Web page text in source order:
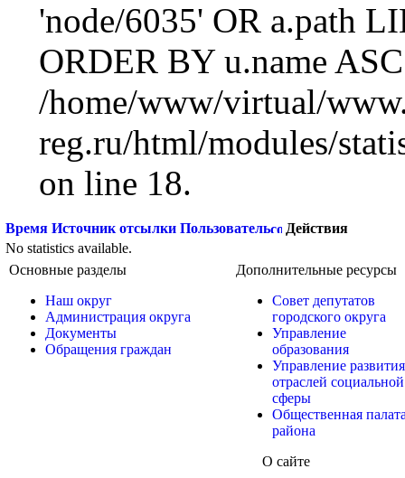
'node/6035' OR a.path
ORDER BY u.name
/home/www/virtual/
reg.ru/html/modules/
on line 18.
Время Источник отсылки Пользователь
Действия
No statistics available.
Основные разделы
Наш округ
Администрация округа
Документы
Обращения граждан
Дополнительные ресурсы
Совет депутатов
городского округа
Управление
образования
Управление развития
отраслей социальной
сферы
Общественная
района
О сайте